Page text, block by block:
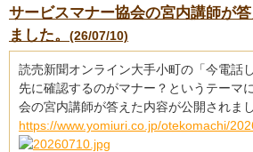
サービスマナー協会の宮内講師が
ました。 (26/07/10)
読売新聞オンライン大手小町の「今電話
先に確認するのがマナー？というテーマ
会の宮内講師が答えた内容が公開されまし
https://www.yomiuri.co.jp/otekomachi/